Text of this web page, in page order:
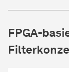
FPGA-